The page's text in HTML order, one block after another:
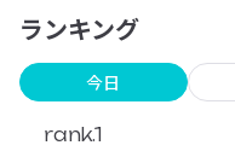
ランキング
今日
rank.1